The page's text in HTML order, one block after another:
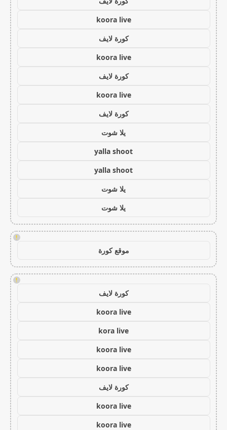
koora live
كورة لايف
koora live
كورة لايف
koora live
كورة لايف
يلا شوت
yalla shoot
yalla shoot
يلا شوت
يلا شوت
!
موقع كورة
!
كورة لايف
koora live
kora live
koora live
koora live
كورة لايف
koora live
koora live